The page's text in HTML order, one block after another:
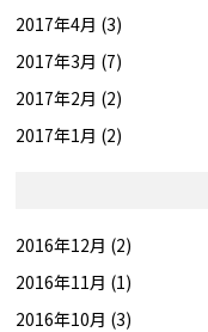
2017年4月 (3)
2017年3月 (7)
2017年2月 (2)
2017年1月 (2)
2016年12月 (2)
2016年11月 (1)
2016年10月 (3)